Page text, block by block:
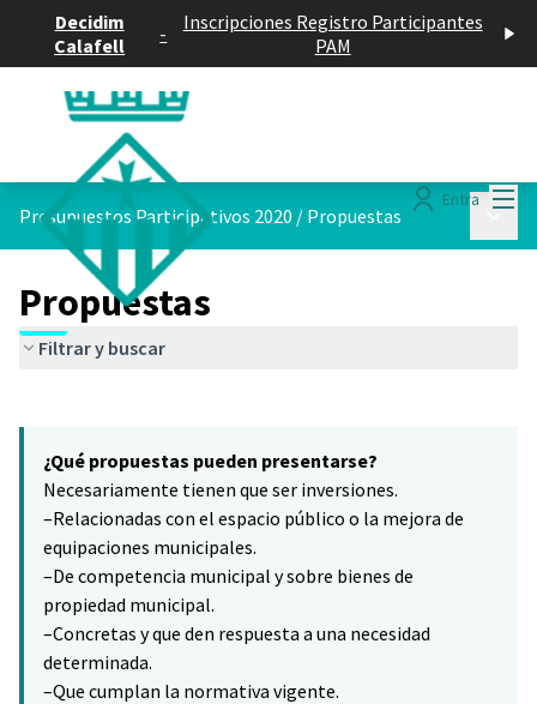
Decidim
Calafell
-
Inscripciones Registro Participantes
PAM
Entra
Presupuestos Participativos 2020 / Propuestas
Propuestas
Filtrar y buscar
−
¿Qué propuestas pueden presentarse?
Necesariamente tienen que ser inversiones.
–Relacionadas con el espacio público o la mejora de
equipaciones municipales.
–De competencia municipal y sobre bienes de
propiedad municipal.
–Concretas y que den respuesta a una necesidad
determinada.
–Que cumplan la normativa vigente.